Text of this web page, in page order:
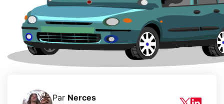
Par Nerces